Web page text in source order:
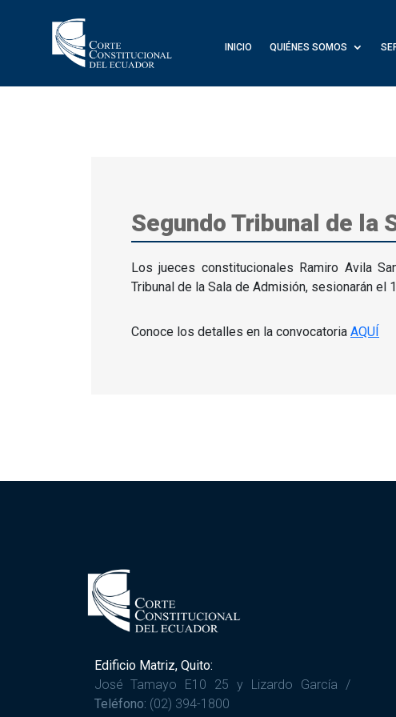
INICIO QUIÉNES SOMOS
Segundo Tribunal de la
Los jueces constitucionales Ramiro Avila
Tribunal de la Sala de Admisión, sesionarán el
Conoce los detalles en la convocatoria AQUÍ
Edificio Matriz, Quito:
José Tamayo E10 25 y Lizardo García /
Teléfono: (02) 394-1800